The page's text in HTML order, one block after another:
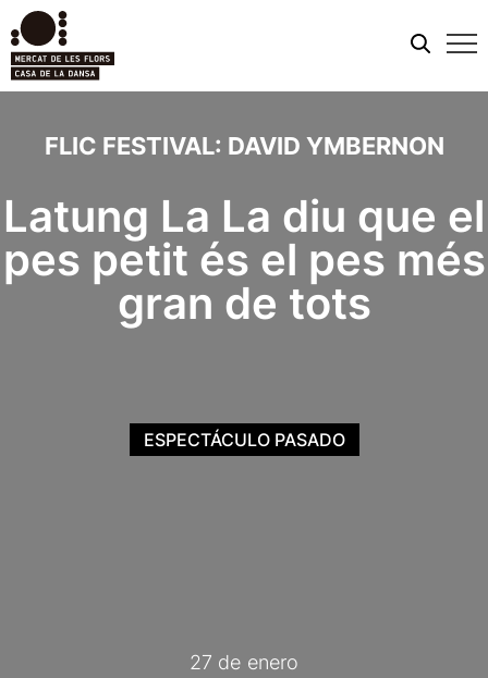
FLIC FESTIVAL: DAVID YMBERNON
Latung La La diu que el
pes petit és el pes més
gran de tots
27 de enero
ESPECTÁCULO PASADO